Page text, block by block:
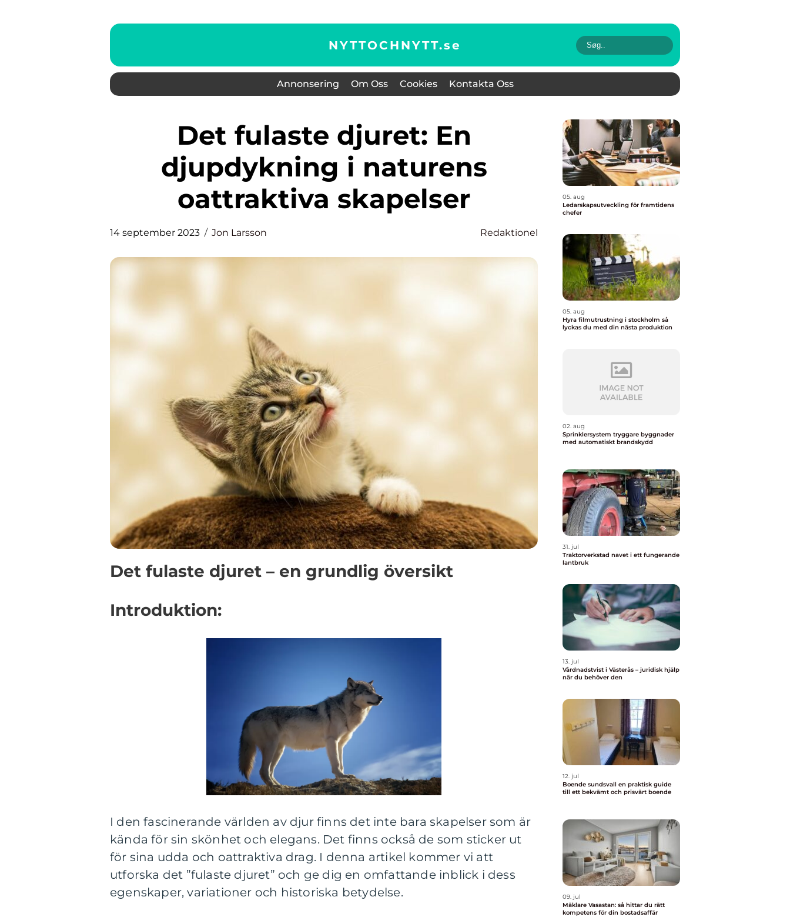
NYTTOCHNYTT.se
Annonsering Om Oss Cookies Kontakta Oss
Det fulaste djuret: En
djupdykning i naturens
oattraktiva skapelser
14 september 2023 Jon Larsson Redaktionel
Det fulaste djuret – en grundlig översikt
Introduktion:
I den fascinerande världen av djur finns det inte bara skapelser som är
kända för sin skönhet och elegans. Det finns också de som sticker ut
för sina udda och oattraktiva drag. I denna artikel kommer vi att
utforska det ”fulaste djuret” och ge dig en omfattande inblick i dess
egenskaper, variationer och historiska betydelse.
05. aug
Ledarskapsutveckling för framtidens
chefer
05. aug
Hyra filmutrustning i stockholm så
lyckas du med din nästa produktion
02. aug
Sprinklersystem tryggare byggnader
med automatiskt brandskydd
31. jul
Traktorverkstad navet i ett fungerande
lantbruk
13. jul
Vårdnadstvist i Västerås – juridisk hjälp
när du behöver den
12. jul
Boende sundsvall en praktisk guide
till ett bekvämt och prisvärt boende
09. jul
Mäklare Vasastan: så hittar du rätt
kompetens för din bostadsaffär